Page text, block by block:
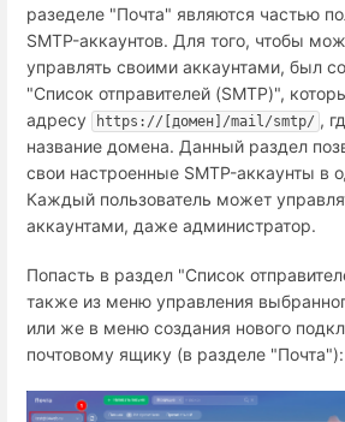
разеделе "Почта" являются частью
SMTP-аккаунтов. Для того, чтобы
управлять своими аккаунтами, был
"Список отправителей (SMTP)",
адресу
https://[домен]/mail/smtp/ ,
название домена. Данный раздел
свои настроенные SMTP-аккаунты в
Каждый пользователь может
аккаунтами, даже администратор.
Попасть в раздел "Список
также из меню управления
или же в меню создания нового
почтовому ящику (в разделе "Почта"):